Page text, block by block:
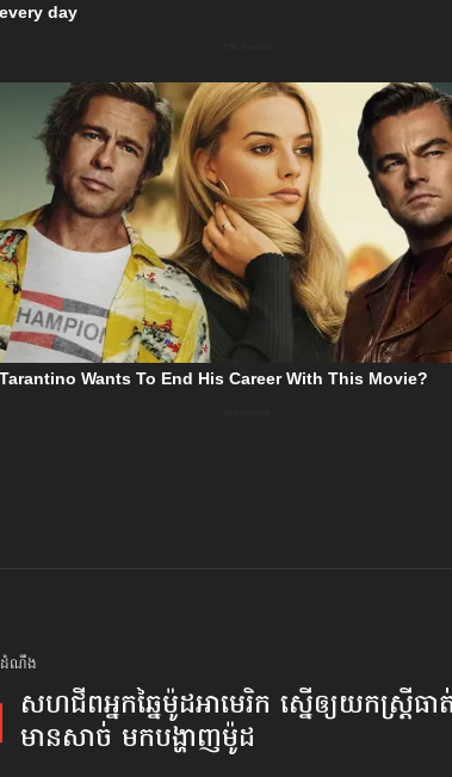
ដំណឹង
សហជីព​អ្នកឆ្នៃម៉ូដ​អាមេរិក ស្នើ​ឲ្យ​យក​ស្ត្រី​ធ
មានសាច់ មក​បង្ហាញ​ម៉ូដ